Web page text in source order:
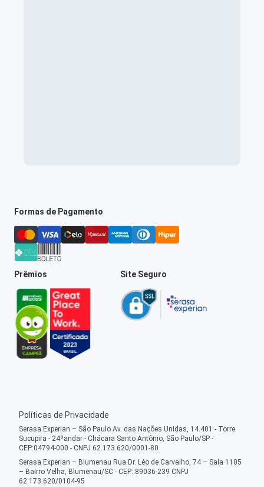
Formas de Pagamento
Prêmios Site Seguro
Políticas de Privacidade
Serasa Experian – São Paulo Av. das Nações Unidas, 14.401 - Torre
Sucupira - 24ºandar - Chácara Santo Antônio, São Paulo/SP -
CEP:04794-000 - CNPJ 62.173.620/0001-80
Serasa Experian – Blumenau Rua Dr. Léo de Carvalho, 74 – Sala 1105
– Bairro Velha, Blumenau/SC - CEP: 89036-239 CNPJ
62.173.620/0104-95